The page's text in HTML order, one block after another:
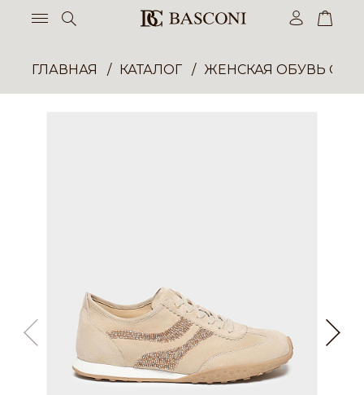
ГЛАВНАЯ КАТАЛОГ ЖЕНСКАЯ ОБУВЬ